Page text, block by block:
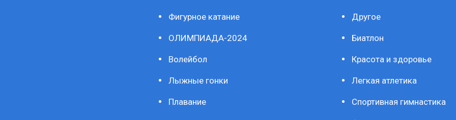
Фигурное катание Другое
ОЛИМПИАДА-2024 Биатлон
Волейбол Красота и здоровье
Лыжные гонки Легкая атлетика
Плавание Спортивная гимнастика